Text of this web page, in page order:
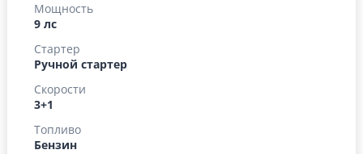
Мощность
9 лс
Стартер
Ручной стартер
Скорости
3+1
Топливо
Бензин